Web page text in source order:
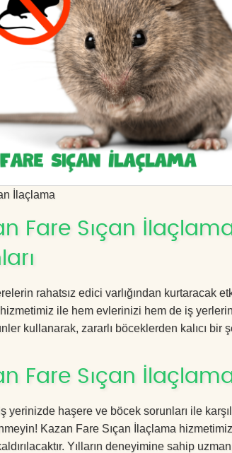
İlaçlama
Fare Sıçan
rahatsız edici varlığından kurtaracak
hizmetimiz ile hem evlerinizi hem de iş
kullanarak, zararlı böceklerden kalıcı bir
Fare Sıçan
yerinizde haşere ve böcek sorunları ile
Kazan Fare Sıçan İlaçlama
Yılların deneyimine sahip